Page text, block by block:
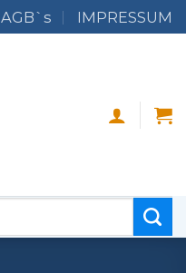
AGB`s IMPRESSUM